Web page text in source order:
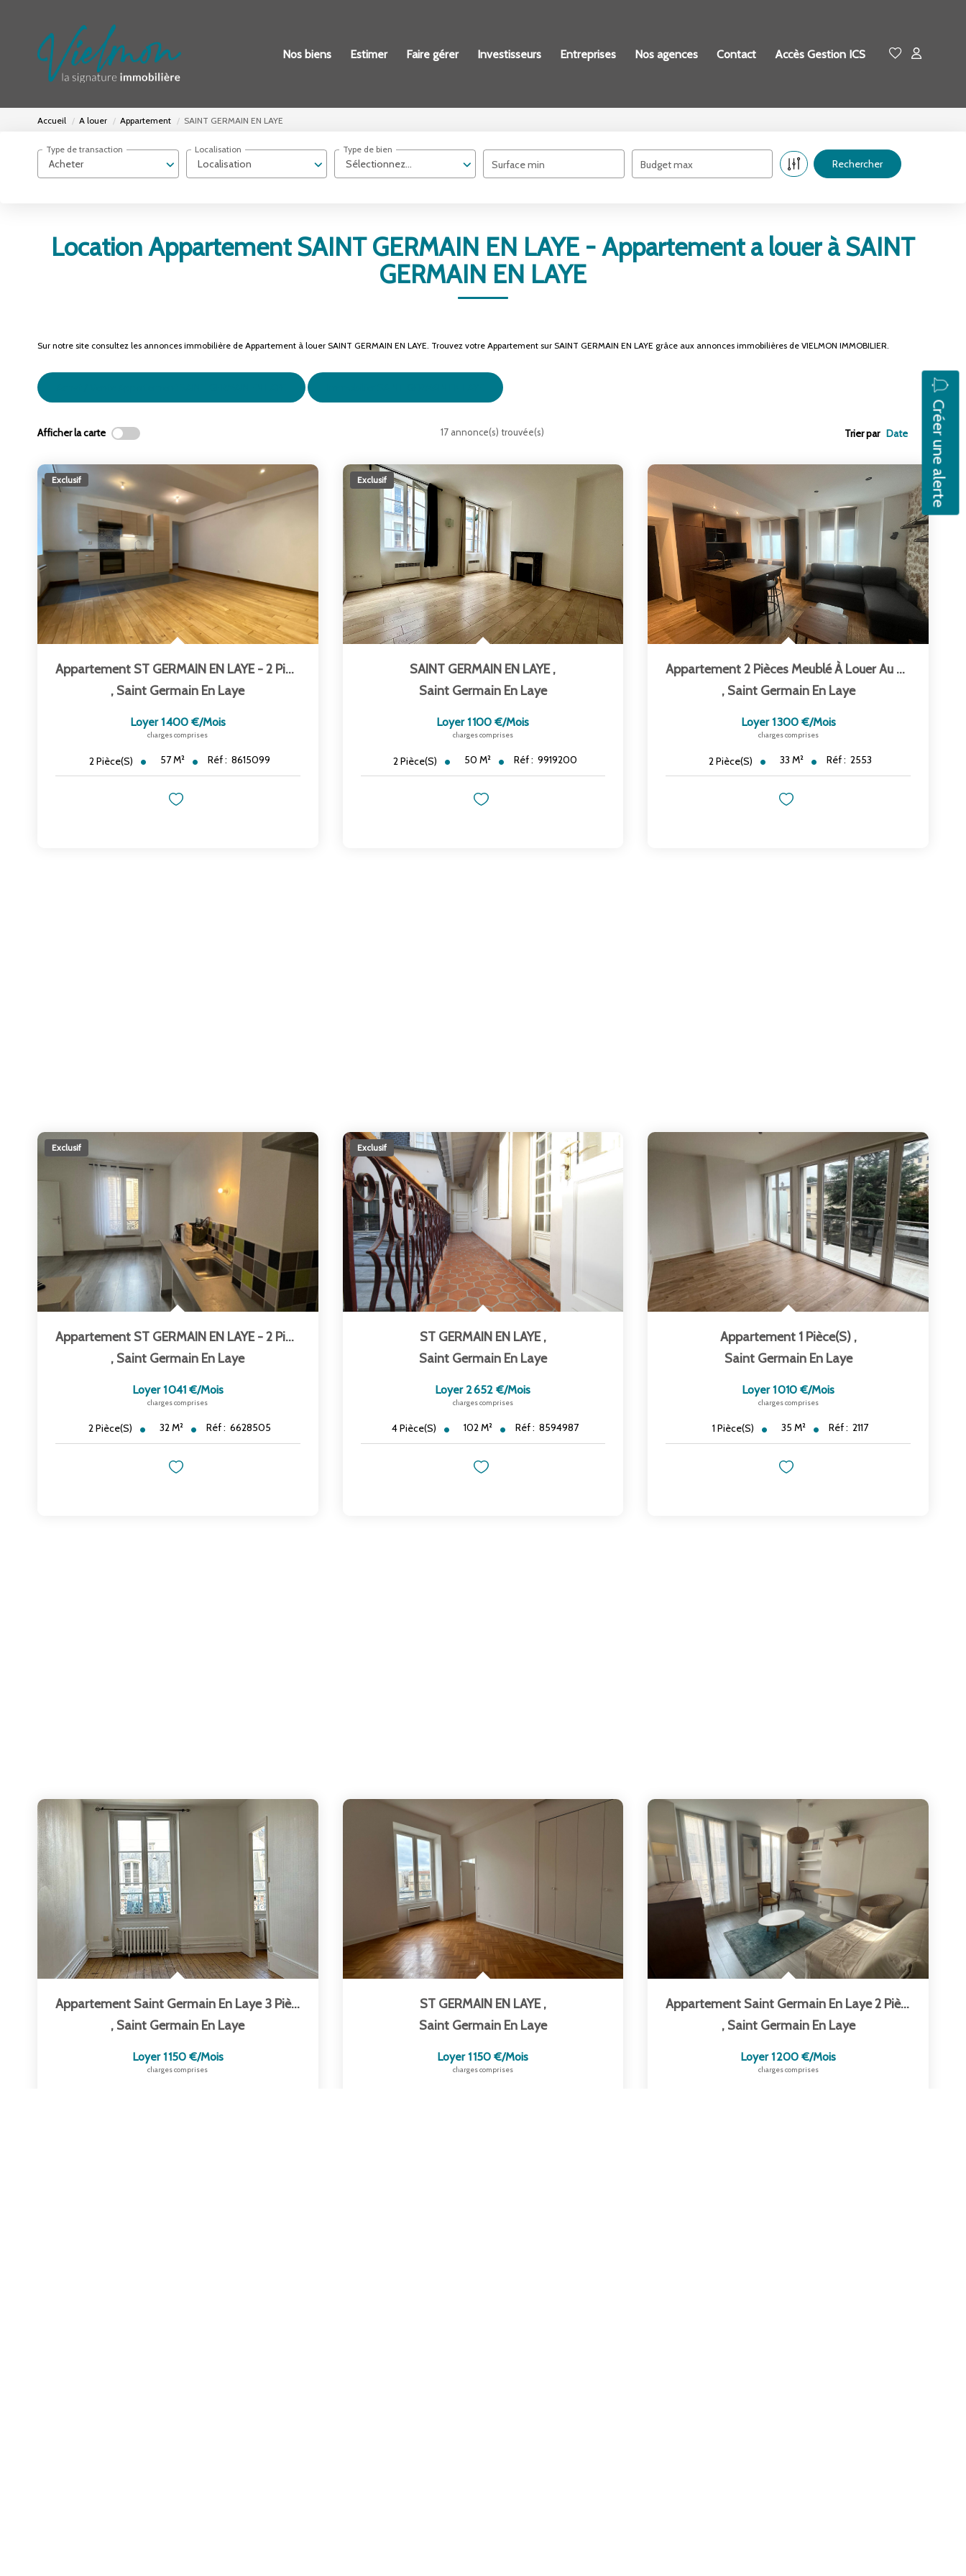
Nos biens Estimer Faire gérer Investisseurs Entreprises Nos agences Contact Accès Gestion ICS
Accueil A louer Appartement SAINT GERMAIN EN LAYE
Acheter
Type de transaction
Localisation
Localisation
Sélectionnez...
Type de bien
Surface min Budget max
Location Appartement SAINT GERMAIN EN LAYE - Appartement a louer à SAINT
GERMAIN EN LAYE
Sur notre site consultez les annonces immobilière de Appartement à louer SAINT GERMAIN EN LAYE. Trouvez votre Appartement sur SAINT GERMAIN EN LAYE grâce aux annonces immobilières de VIELMON IMMOBILIER.
Créer une alerte
Afficher la carte 17 annonce(s) trouvée(s) Trier par
Exclusif
Appartement ST GERMAIN EN LAYE - 2 Pièce(s) - 56.59 M2
, Saint Germain En Laye
Loyer 1 400 €/mois
charges comprises
2Pièce(s) 57M² Réf : 8615099
Exclusif
SAINT GERMAIN EN LAYE ,
Saint Germain En Laye
Loyer 1 100 €/mois
charges comprises
2 Pièce(s) 50 M² Réf : 9919200
Appartement 2 Pièces Meublé À Louer Au Centre-Ville De...
, Saint Germain En Laye
Loyer 1 300 €/mois
charges comprises
2Pièce(s) 33M² Réf : 2553
Exclusif
Appartement ST GERMAIN EN LAYE - 2 Pièce(s) - 31.67m2
, Saint Germain En Laye
Loyer 1 041 €/mois
charges comprises
2Pièce(s) 32M² Réf : 6628505
Exclusif
ST GERMAIN EN LAYE ,
Saint Germain En Laye
Loyer 2 652 €/mois
charges comprises
4Pièce(s) 102M² Réf : 8594987
Appartement 1 Pièce(s) ,
Saint Germain En Laye
Loyer 1 010 €/mois
charges comprises
1Pièce(s) 35M² Réf : 2117
Appartement Saint Germain En Laye 3 Pièce(s) 61.33 M2
, Saint Germain En Laye
Loyer 1 150 €/mois
charges comprises
ST GERMAIN EN LAYE ,
Saint Germain En Laye
Loyer 1 150 €/mois
charges comprises
Appartement Saint Germain En Laye 2 Pièce(s) Meublé
, Saint Germain En Laye
Loyer 1 200 €/mois
charges comprises